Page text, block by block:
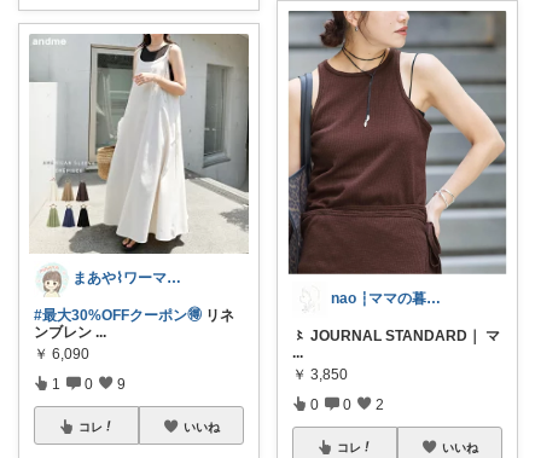
まあや⌇ワーママの暮らしとインテリア𓍯
#最大30%OFFクーポン🉐 リネ
ンブレン ...
￥ 6,090
1 0 9
コレ いいね
nao ┆ママの暮らし🥨
〻 JOURNAL STANDARD｜ マ
...
￥ 3,850
0 0 2
コレ いいね